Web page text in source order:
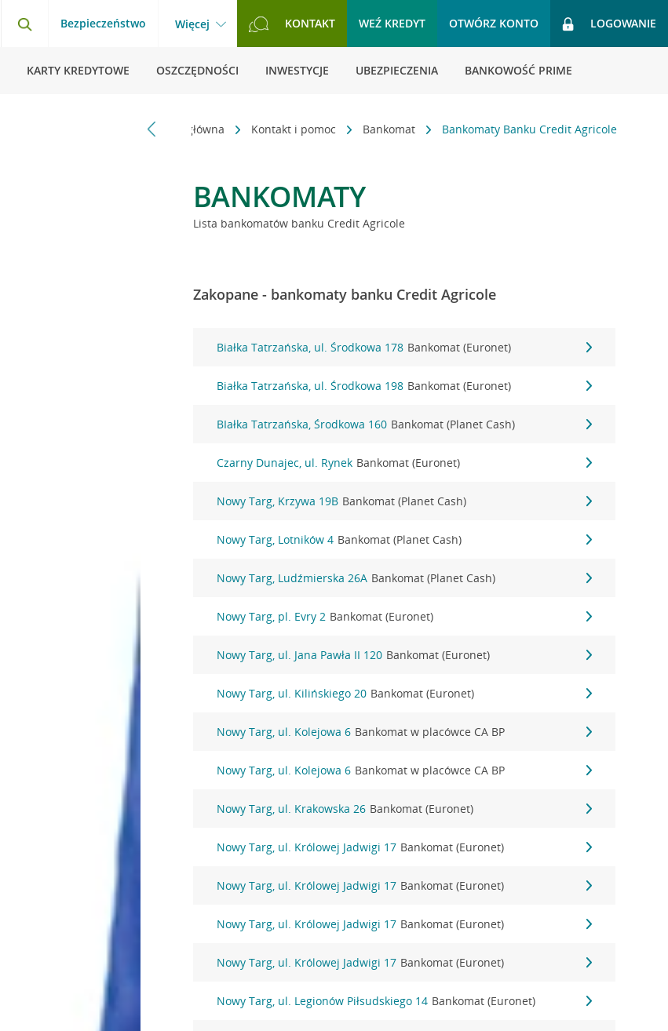
Bezpieczeństwo Więcej KONTAKT WEŹ KREDYT OTWÓRZ KONTO LOGOWANIE
KARTY KREDYTOWE OSZCZĘDNOŚCI INWESTYCJE UBEZPIECZENIA BANKOWOŚĆ PRIME
Strona główna Kontakt i pomoc Bankomat Bankomaty Banku Credit Agricole
BANKOMATY
Lista bankomatów banku Credit Agricole
Zakopane - bankomaty banku Credit Agricole
Białka Tatrzańska, ul. Środkowa 178 Bankomat (Euronet)
Białka Tatrzańska, ul. Środkowa 198 Bankomat (Euronet)
BIałka Tatrzańska, Środkowa 160 Bankomat (Planet Cash)
Czarny Dunajec, ul. Rynek Bankomat (Euronet)
Nowy Targ, Krzywa 19B Bankomat (Planet Cash)
Nowy Targ, Lotników 4 Bankomat (Planet Cash)
Nowy Targ, Ludźmierska 26A Bankomat (Planet Cash)
Nowy Targ, pl. Evry 2 Bankomat (Euronet)
Nowy Targ, ul. Jana Pawła II 120 Bankomat (Euronet)
Nowy Targ, ul. Kilińskiego 20 Bankomat (Euronet)
Nowy Targ, ul. Kolejowa 6 Bankomat w placówce CA BP
Nowy Targ, ul. Kolejowa 6 Bankomat w placówce CA BP
Nowy Targ, ul. Krakowska 26 Bankomat (Euronet)
Nowy Targ, ul. Królowej Jadwigi 17 Bankomat (Euronet)
Nowy Targ, ul. Królowej Jadwigi 17 Bankomat (Euronet)
Nowy Targ, ul. Królowej Jadwigi 17 Bankomat (Euronet)
Nowy Targ, ul. Królowej Jadwigi 17 Bankomat (Euronet)
Nowy Targ, ul. Legionów Piłsudskiego 14 Bankomat (Euronet)